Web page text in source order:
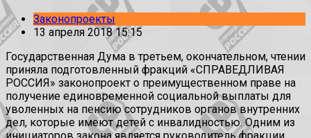
Законопроекты
13 апреля 2018 15:15
Государственная Дума в третьем, окончательном, чтении
приняла подготовленный фракций «СПРАВЕДЛИВАЯ
РОССИЯ» законопроект о преимущественном праве на
получение единовременной социальной выплаты для
уволенных на пенсию сотрудников органов внутренних
дел, которые имеют детей с инвалидностью. Одним из